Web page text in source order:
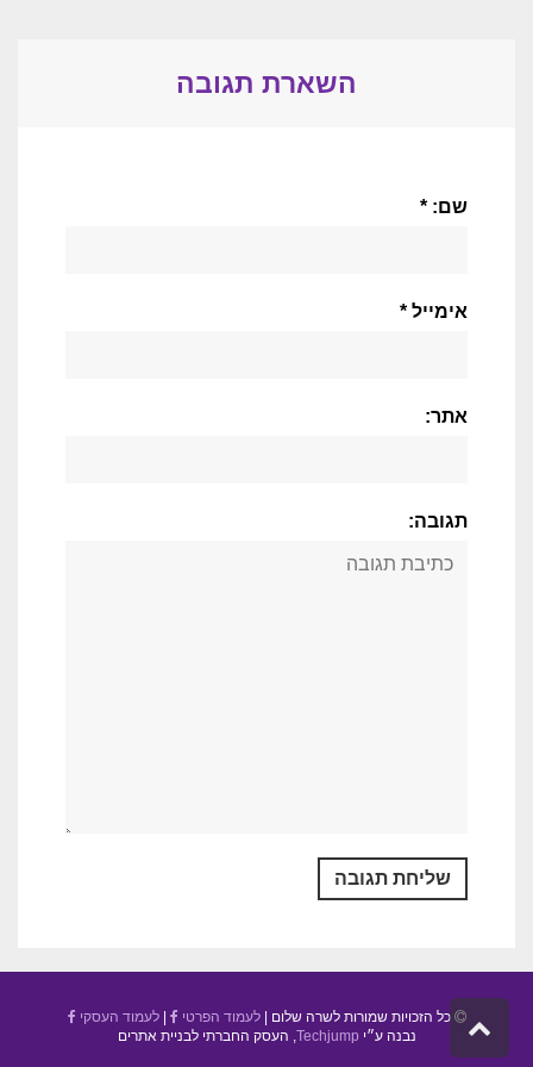
השארת תגובה
שם: *
אימייל *
אתר:
תגובה:
כל הזכויות שמורות לשרה שלום |לעמוד הפרטי |לעמוד העסקי
נבנה ע״י Techjump , העסק החברתי לבניית אתרים
גלילה
לראש